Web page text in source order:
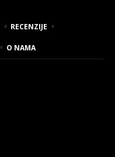
RECENZIJE
O NAMA